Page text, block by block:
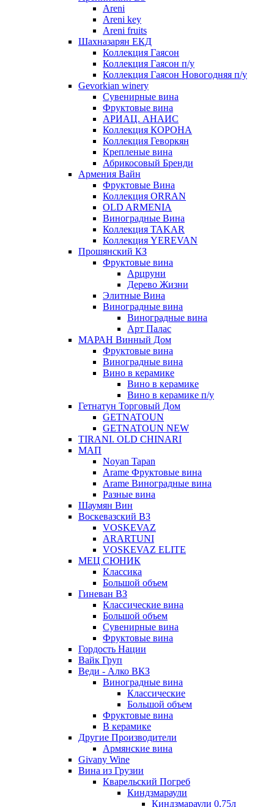
Areni
Areni key
Areni fruits
Шахназарян ЕКД
Коллекция Гаясон
Коллекция Гаясон п/у
Коллекция Гаясон Новогодняя п/у
Gevorkian winery
Сувенирные вина
Фруктовые вина
АРИАЦ. АНАИС
Коллекция КОРОНА
Коллекция Геворкян
Крепленые вина
Абрикосовый Бренди
Армения Вайн
Фруктовые Вина
Коллекция ORRAN
OLD ARMENIA
Виноградные Вина
Коллекция TAKAR
Коллекция YEREVAN
Прошянский КЗ
Фруктовые вина
Арцруни
Дерево Жизни
Элитные Вина
Виноградные вина
Виноградные вина
Арт Палас
МАРАН Винный Дом
Фруктовые вина
Виноградные вина
Вино в керамике
Вино в керамике
Вино в керамике п/у
Гетнатун Торговый Дом
GETNATOUN
GETNATOUN NEW
TIRANI. OLD CHINARI
МАП
Noyan Tapan
Arame Фруктовые вина
Arame Виноградные вина
Разные вина
Шаумян Вин
Воскевазский ВЗ
VOSKEVAZ
ARARTUNI
VOSKEVAZ ELITE
МЕЦ СЮНИК
Классика
Большой объем
Гиневан ВЗ
Классические вина
Большой объем
Сувенирные вина
Фруктовые вина
Гордость Нации
Вайк Груп
Веди - Алко ВКЗ
Виноградные вина
Классические
Большой объем
Фруктовые вина
В керамике
Другие Производители
Армянские вина
Givany Wine
Вина из Грузии
Кварельский Погреб
Киндзмараули
Киндзмараули 0,75л